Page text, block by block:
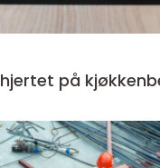
Kjøkkenvask hjertet på